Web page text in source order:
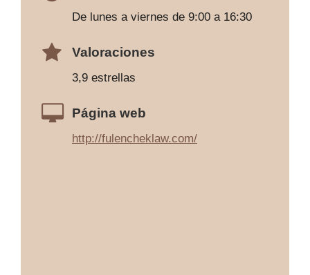
De lunes a viernes de 9:00 a 16:30
Valoraciones
3,9 estrellas
Página web
http://fulencheklaw.com/